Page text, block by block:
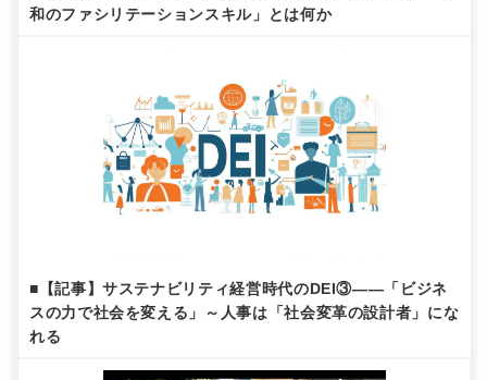
和のファシリテーションスキル」とは何か
■【記事】サステナビリティ経営時代のDEI③——「ビジネ
スの力で社会を変える」～人事は「社会変革の設計者」にな
れる